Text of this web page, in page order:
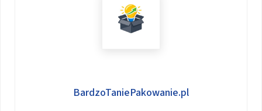
BardzoTaniePakowanie.pl